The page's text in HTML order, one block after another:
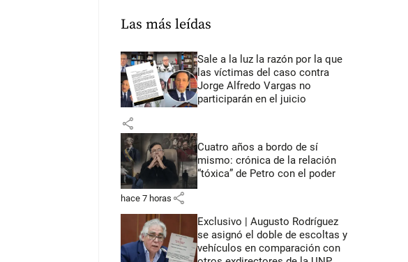
Las más leídas
Sale a la luz la razón por la que
las víctimas del caso contra
Jorge Alfredo Vargas no
participarán en el juicio
share
Cuatro años a bordo de sí
mismo: crónica de la relación
“tóxica” de Petro con el poder
hace 7 horas share
Exclusivo | Augusto Rodríguez
se asignó el doble de escoltas y
vehículos en comparación con